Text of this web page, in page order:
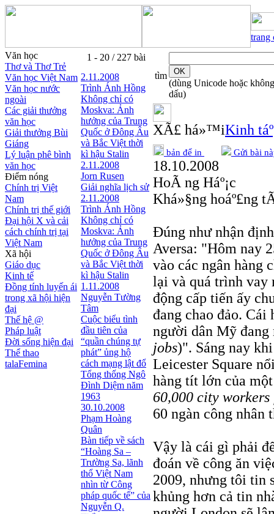
trang
Văn học
Thơ và Thơ Trẻ
Văn học Việt Nam
Văn học nước
ngoài
Các giải thưởng
văn học
Giải thưởng Bùi
Giáng
Lý luận phê bình
văn học
Điểm nóng
Chính trị Việt
Nam
Chính trị thế giới
Đại hội X và cải
cách chính trị tại
Việt Nam
Xã hội
Giáo dục
Kinh tế
Đồng tính luyến ái
trong xã hội hiện
đại
Thế hệ @
Pháp luật
Đời sống hiện đại
Thể thao
talaFemina
1 - 20 / 227 bài
2.11.2008
Trình Ánh Hồng
Không chỉ có
Moskva: Ảnh
hưởng của Trung
Quốc ở Đông Âu
và Bắc Việt thời
kì hậu Stalin
2.11.2008
Jorn Rusen
Giải nghĩa lịch sử
2.11.2008
Trình Ánh Hồng
Không chỉ có
Moskva: Ảnh
hưởng của Trung
Quốc ở Đông Âu
và Bắc Việt thời
kì hậu Stalin
1.11.2008
Nguyễn Tường
Tâm
Cuộc biểu tình
đầu tiên của
“quần chúng tự
phát” ủng hộ
cách mạng lật đổ
Tổng thống Ngô
Đình Diệm năm
1963
30.10.2008
Phạm Hoàng
Quân
Bàn tiếp về sách
“Hoàng Sa –
Trường Sa, lãnh
thổ Việt Nam
nhìn từ Công
pháp quốc tế” của
Nguyễn Q.
tìm
(dùng Unicode hoặc không
dấu)
XÃ£ há»™iKinh
bản để in Gửi bài
18.10.2008
HoÃ ng Háº¡c
Khá»§ng hoáº£ng
Đúng như nhận
Aversa: "Hôm nay
vào các ngân hàng
lại và quá trình vay
động cấp tiến ấy
đang chao đảo. Cái
người dân Mỹ đang
jobs)". Sáng nay
Leicester Square
hàng tít lớn của
60,000 city workers
60 ngàn công
Vậy là cái gì phải
đoán về công ăn
2009, nhưng tôi tin
khủng hơn cả tin